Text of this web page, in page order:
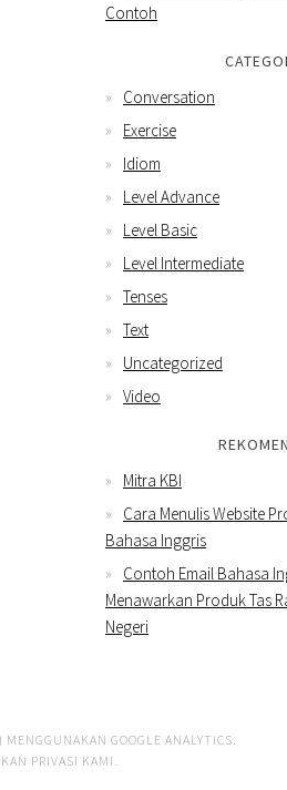
Contoh
Conversation
Exercise
Idiom
Level Advance
Level Basic
Level Intermediate
Tenses
Text
Uncategorized
Video
Mitra KBI
Cara Menulis Website
Bahasa Inggris
Contoh Email Bahasa
Menawarkan Produk Tas
Negeri
GOOGLE ANALYTICS.
PRIVASI KAMI